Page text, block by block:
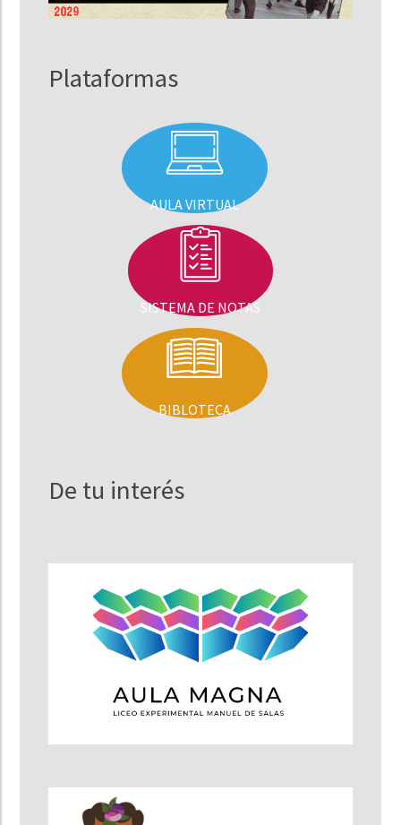
Plataformas
AULA VIRTUAL
SISTEMA DE NOTAS
BIBLOTECA
De tu interés